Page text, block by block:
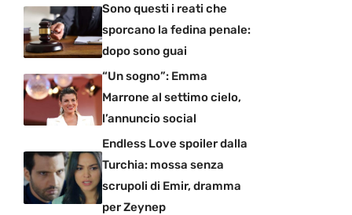
Sono questi i reati che
sporcano la fedina penale:
dopo sono guai
“Un sogno”: Emma
Marrone al settimo cielo,
l’annuncio social
Endless Love spoiler dalla
Turchia: mossa senza
scrupoli di Emir, dramma
per Zeynep